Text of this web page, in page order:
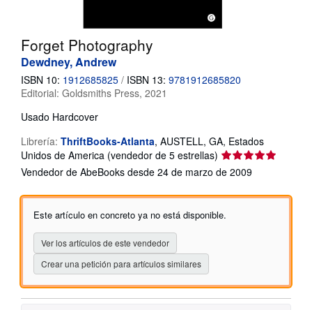
Forget Photography
Dewdney, Andrew
ISBN 10: 1912685825 / ISBN 13: 9781912685820
Editorial: Goldsmiths Press, 2021
Usado Hardcover
Librería: ThriftBooks-Atlanta, AUSTELL, GA, Estados
Unidos de America (vendedor de 5 estrellas) Calificación
del
5
Vendedor de AbeBooks desde 24 de marzo de 2009
Este artículo en concreto ya no está disponible.
Ver los artículos de este vendedor
Crear una petición para artículos similares